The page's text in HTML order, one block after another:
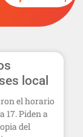
local
el horario
17. Piden a
del